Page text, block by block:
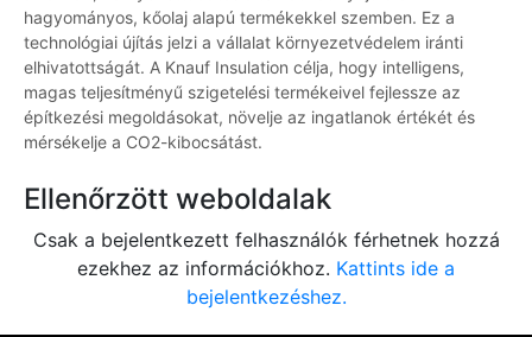
hagyományos, kőolaj alapú termékekkel szemben. Ez a
technológiai újítás jelzi a vállalat környezetvédelem iránti
elhivatottságát. A Knauf Insulation célja, hogy intelligens,
magas teljesítményű szigetelési termékeivel fejlessze az
építkezési megoldásokat, növelje az ingatlanok értékét és
mérsékelje a CO2-kibocsátást.
Ellenőrzött weboldalak
Csak a bejelentkezett felhasználók férhetnek hozzá
ezekhez az információkhoz. Kattints ide a
bejelentkezéshez.